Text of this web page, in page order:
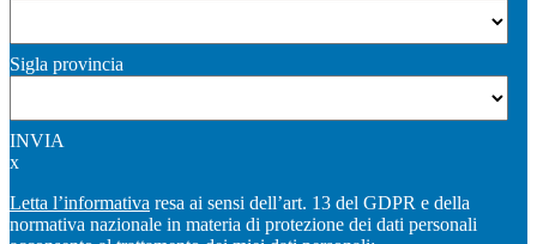
Sigla provincia
INVIA
x
Letta l’informativa resa ai sensi dell’art. 13 del GDPR e della
normativa nazionale in materia di protezione dei dati personali